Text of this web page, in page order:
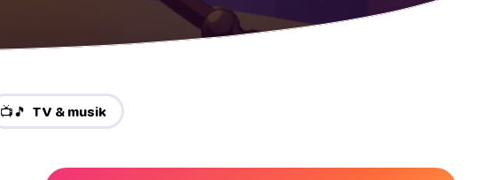
📺🎵 TV & musik